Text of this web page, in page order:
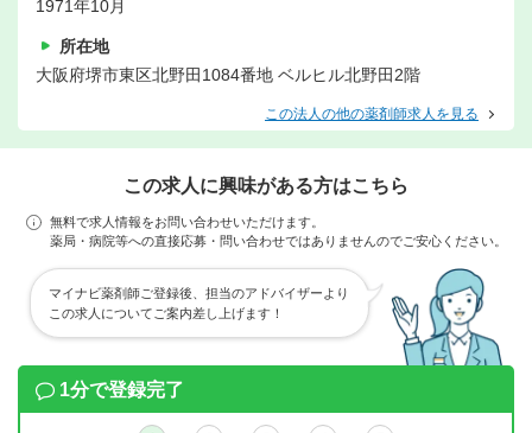
1971年10月
所在地
大阪府堺市東区北野田1084番地 ベルヒル北野田2階
この法人の他の薬剤師求人を見る
この求人に興味がある方はこちら
無料で求人情報をお問い合わせいただけます。
薬局・病院等への直接応募・問い合わせではありませんのでご安心ください。
マイナビ薬剤師ご登録後、担当のアドバイザーより
この求人についてご案内差し上げます！
1分で登録完了